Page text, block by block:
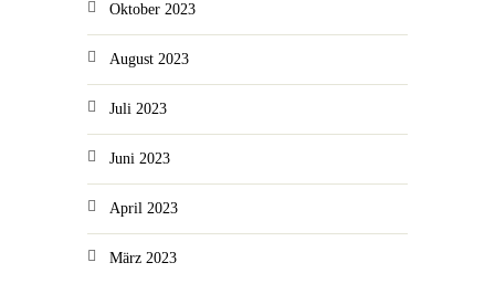
Oktober 2023
August 2023
Juli 2023
Juni 2023
April 2023
März 2023